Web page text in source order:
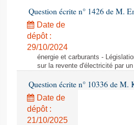
Question écrite n° 1426 de M.
Date de
dépôt :
29/10/2024
énergie et carburants -
sur la revente d'électricité par
Question écrite n° 10336 de M.
Date de
dépôt :
21/10/2025